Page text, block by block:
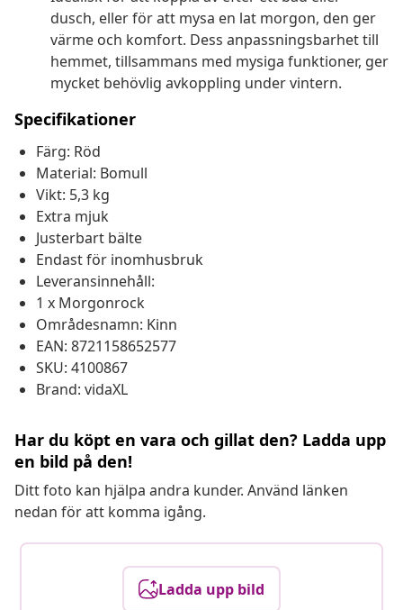
dusch, eller för att mysa en lat morgon, den ger
värme och komfort. Dess anpassningsbarhet till
hemmet, tillsammans med mysiga funktioner, ger
mycket behövlig avkoppling under vintern.
Specifikationer
Färg: Röd
Material: Bomull
Vikt: 5,3 kg
Extra mjuk
Justerbart bälte
Endast för inomhusbruk
Leveransinnehåll:
1 x Morgonrock
Områdesnamn: Kinn
EAN: 8721158652577
SKU: 4100867
Brand: vidaXL
Har du köpt en vara och gillat den? Ladda upp
en bild på den!
Ditt foto kan hjälpa andra kunder. Använd länken
nedan för att komma igång.
Ladda upp bild